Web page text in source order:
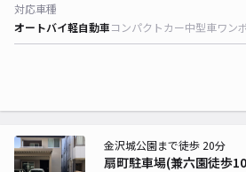
対応車種
オートバイ軽自動車コンパクトカー中型車ワン
扇町駐車場(兼六園徒歩
金沢城公園まで徒歩 20分